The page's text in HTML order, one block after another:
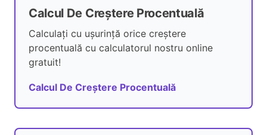
Calcul De Creștere Procentuală
Calculați cu ușurință orice creștere
procentuală cu calculatorul nostru online
gratuit!
Calcul De Creștere Procentuală